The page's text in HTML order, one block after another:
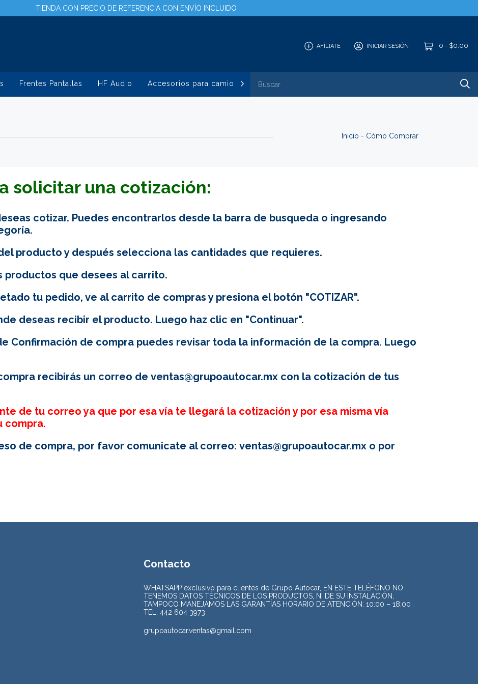
TIENDA CON PRECIO DE REFERENCIA CON ENVÍO INCLUIDO
AFÍLIATE INICIAR SESIÓN 0 - $0.00
Frentes Pantallas HF Audio Accesorios para camioneta / Viaje Contacto
Inicio - Cómo Comprar
solicitar una cotización:
cotizar. Puedes encontrarlos desde la barra de busqueda o ingresando
producto y después selecciona las cantidades que requieres.
productos que desees al carrito.
tu pedido, ve al carrito de compras y presiona el botón "COTIZAR".
deseas recibir el producto. Luego haz clic en "Continuar".
Confirmación de compra puedes revisar toda la información de la compra. Luego
recibirás un correo de ventas@grupoautocar.mx con la cotización de tus
de tu correo ya que por esa vía te llegará la cotización y por esa misma vía
compra.
de compra, por favor comunicate al correo: ventas@grupoautocar.mx o por
Contacto
WHATSAPP exclusivo para clientes de Grupo Autocar, EN ESTE TELÉFONO NO
TENEMOS DATOS TÉCNICOS DE LOS PRODUCTOS, NI DE SU INSTALACIÓN,
TAMPOCO MANEJAMOS LAS GARANTÍAS HORARIO DE ATENCIÓN: 10:00 – 18:00
TEL. 442 604 3973
grupoautocar.ventas@gmail.com